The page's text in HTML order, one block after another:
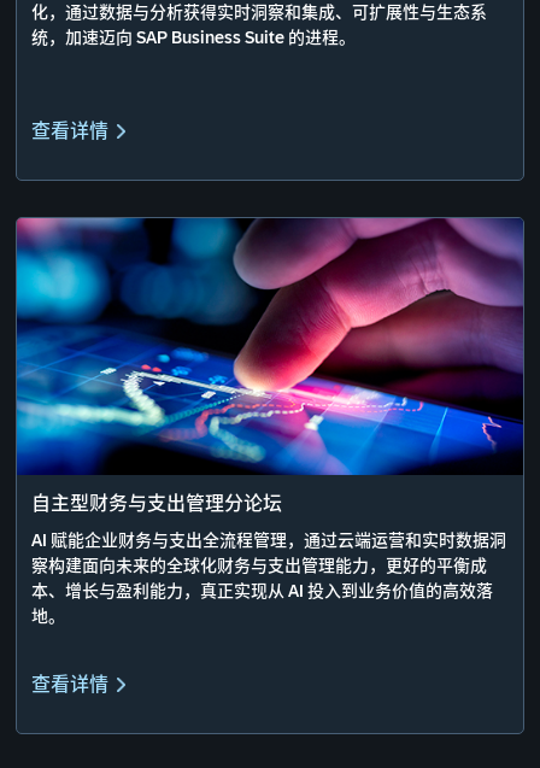
化，通过数据与分析获得实时洞察和集成、可扩展性与生态系
统，加速迈向 SAP Business Suite 的进程。
查看详情
自主型财务与支出管理分论坛
AI 赋能企业财务与支出全流程管理，通过云端运营和实时数据洞
察构建面向未来的全球化财务与支出管理能力，更好的平衡成
本、增长与盈利能力，真正实现从 AI 投入到业务价值的高效落
地。
查看详情